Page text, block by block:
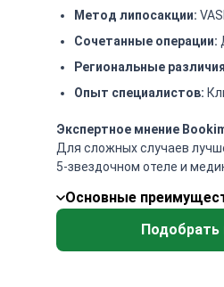
Метод липосакции:
Сочетанные операции:
Региональные
Опыт специалистов:
Экспертное мнение
Для сложных случаев
5-звездочном отеле и
Основные
Подобрать